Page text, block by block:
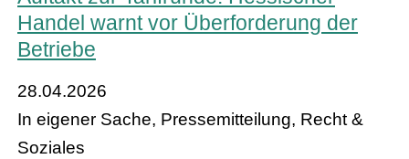
Handel warnt vor Überforderung der
Betriebe
28.04.2026
In eigener Sache, Pressemitteilung, Recht &
Soziales